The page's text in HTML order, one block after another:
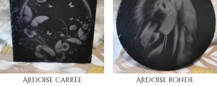
Ardoise carrée
Ardoise ronde